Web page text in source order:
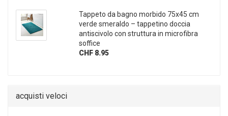
Tappeto da bagno morbido 75x45 cm
verde smeraldo – tappetino doccia
antiscivolo con struttura in microfibra
soffice
CHF 8.95
acquisti veloci